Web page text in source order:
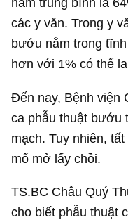
các y văn. Trong y
bướu nằm trong
hơn với 1% có thể
Đến nay, Bệnh viện
ca phẫu thuật bướu
mạch. Tuy nhiên,
mổ mở lấy chồi.
TS.BC Châu Quý
cho biết phẫu thuật